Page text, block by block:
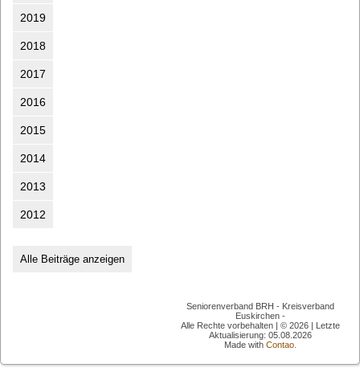
2019
2018
2017
2016
2015
2014
2013
2012
Alle Beiträge anzeigen
Seniorenverband BRH - Kreisverband
Euskirchen -
Alle Rechte vorbehalten | © 2026 | Letzte
Aktualisierung: 05.08.2026
Made with Contao.